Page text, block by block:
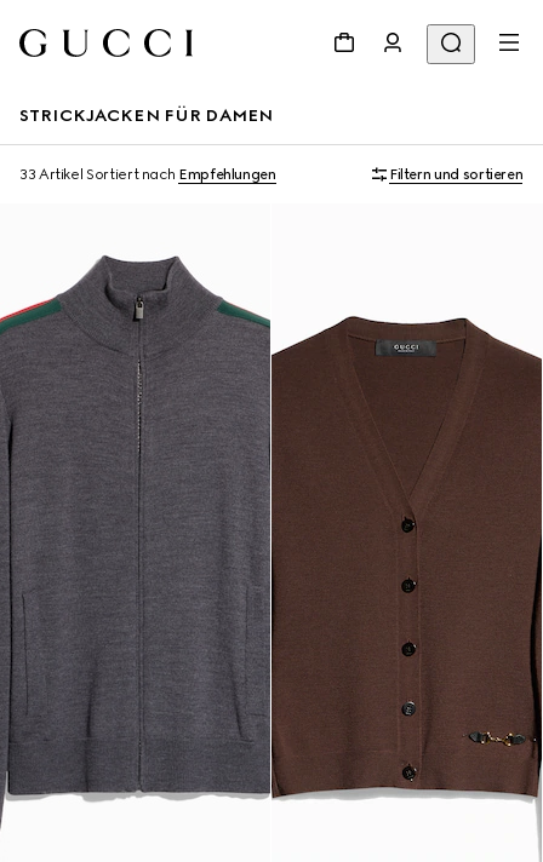
STRICKJACKEN FÜR DAMEN
33 Artikel Sortiert nach Empfehlungen Filtern und sortieren